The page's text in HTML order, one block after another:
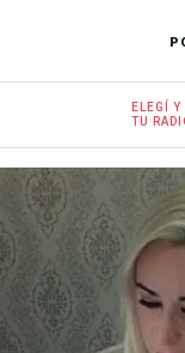
ELEGÍ Y
TU